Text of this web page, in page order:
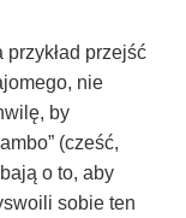
przejść
nie
by
(cześć,
o to, aby
sobie ten